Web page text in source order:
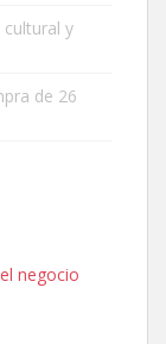
y
de 26
negocio